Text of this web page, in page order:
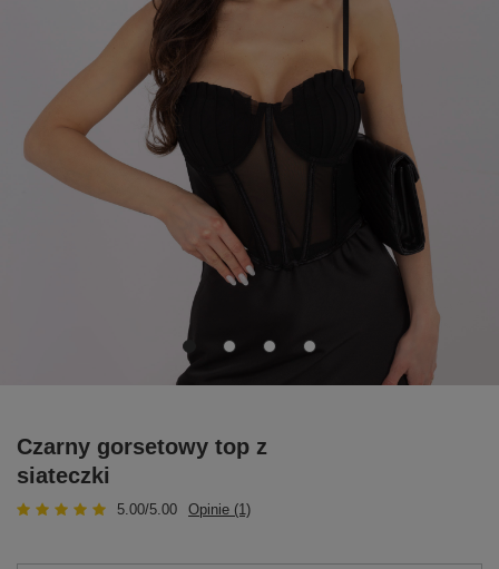
Czarny gorsetowy top z
siateczki
5.00/5.00 Opinie (1)